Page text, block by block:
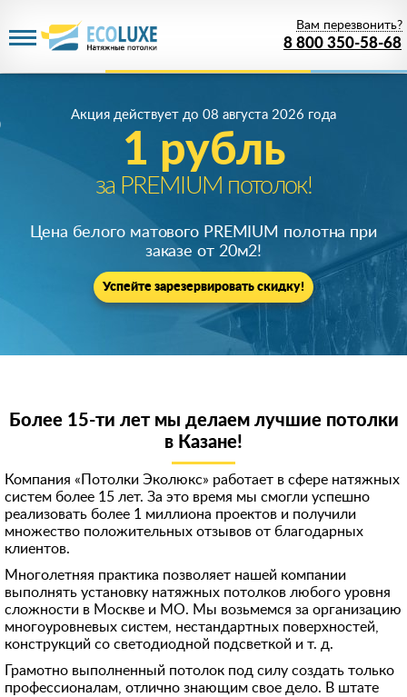
8 800 350-58-68
Вам перезвонить?
1 рубль
за PREMIUM потолок!
Акция действует до 08 августа 2026 года
Цена белого матового PREMIUM полотна при
заказе от 20м2!
Успейте зарезервировать скидку!
Более 15-ти лет мы делаем лучшие потолки
в Казанe!
Компания «Потолки Эколюкс» работает в сфере натяжных
систем более 15 лет. За это время мы смогли успешно
реализовать более 1 миллиона проектов и получили
множество положительных отзывов от благодарных
клиентов.
Многолетняя практика позволяет нашей компании
выполнять установку натяжных потолков любого уровня
сложности в Москве и МО. Мы возьмемся за организацию
многоуровневых систем, нестандартных поверхностей,
конструкций со светодиодной подсветкой и т. д.
Грамотно выполненный потолок под силу создать только
профессионалам, отлично знающим свое дело. В штате